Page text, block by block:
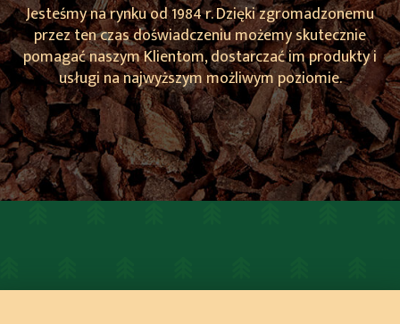
Jesteśmy na rynku od 1984 r. Dzięki zgromadzonemu
przez ten czas doświadczeniu możemy skutecznie
pomagać naszym Klientom, dostarczać im produkty i
usługi na najwyższym możliwym poziomie.